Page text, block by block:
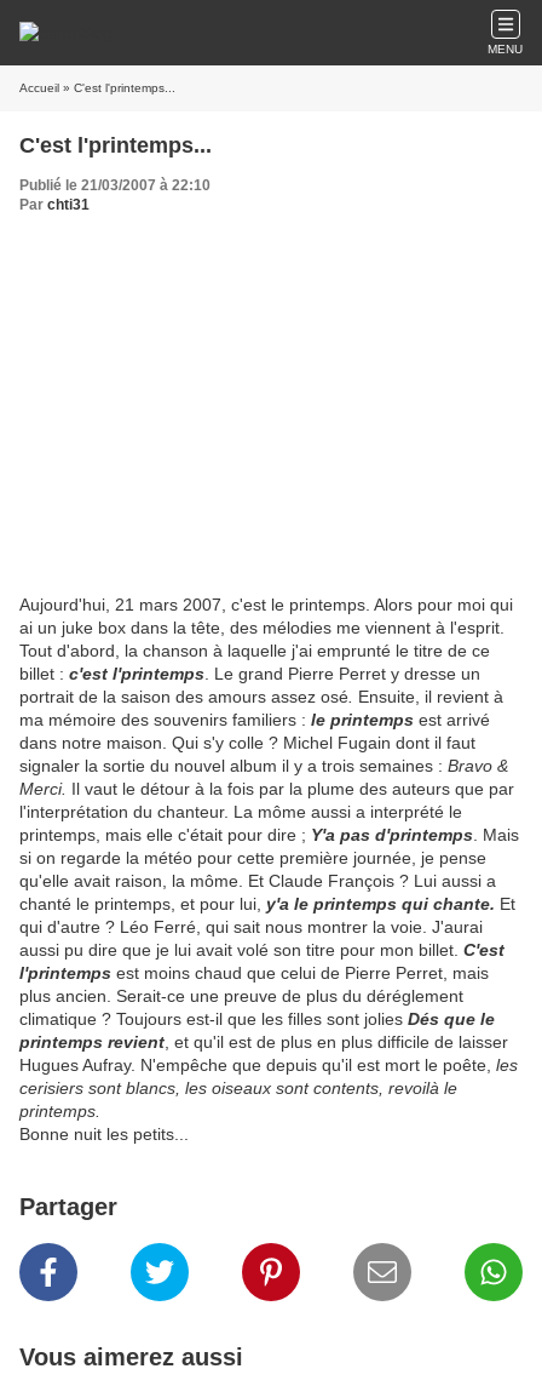
MENU
Accueil » C'est l'printemps...
C'est l'printemps...
Publié le 21/03/2007 à 22:10
Par chti31
Aujourd'hui, 21 mars 2007, c'est le printemps. Alors pour moi qui
ai un juke box dans la tête, des mélodies me viennent à l'esprit.
Tout d'abord, la chanson à laquelle j'ai emprunté le titre de ce
billet : c'est l'printemps . Le grand Pierre Perret y dresse un
portrait de la saison des amours assez osé Ensuite, il revient à
ma mémoire des souvenirs familiers : le printemps est arrivé
dans notre maison. Qui s'y colle ? Michel Fugain dont il faut
signaler la sortie du nouvel album il y a trois semaines : Bravo &
Merci. Il vaut le détour à la fois par la plume des auteurs que par
l'interprétation du chanteur. La môme aussi a interprété le
printemps, mais elle c'était pour dire ; Y'a pas d'printemps . Mais
si on regarde la météo pour cette première journée, je pense
qu'elle avait raison, la môme. Et Claude François ? Lui aussi a
chanté le printemps, et pour lui, y'a le printemps qui chante. Et
qui d'autre ? Léo Ferré, qui sait nous montrer la voie. J'aurai
aussi pu dire que je lui avait volé son titre pour mon billet. C'est
l'printemps est moins chaud que celui de Pierre Perret, mais
plus ancien. Serait-ce une preuve de plus du déréglement
climatique ? Toujours est-il que les filles sont jolies Dés que le
printemps revient , et qu'il est de plus en plus difficile de laisser
Hugues Aufray. N'empêche que depuis qu'il est mort le poête, les
cerisiers sont blancs, les oiseaux sont contents, revoilà le
printemps.
Bonne nuit les petits...
Partager
Vous aimerez aussi